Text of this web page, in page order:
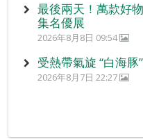
最後兩天！萬款好
集名優展
2026年8月8日 09:54
受熱帶氣旋 “白海
2026年8月7日 22:27